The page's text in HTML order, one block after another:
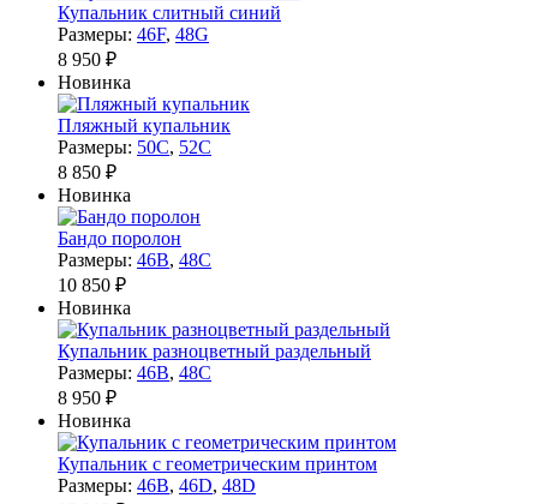
Купальник слитный синий
Размеры: 46F, 48G
8 950 ₽
Новинка
Пляжный купальник
Размеры: 50C, 52C
8 850 ₽
Новинка
Бандо поролон
Размеры: 46B, 48C
10 850 ₽
Новинка
Купальник разноцветный раздельный
Размеры: 46B, 48C
8 950 ₽
Новинка
Купальник с геометрическим принтом
Размеры: 46B, 46D, 48D